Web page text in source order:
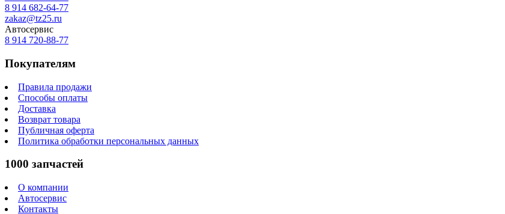
8 914 682-64-77
zakaz@tz25.ru
Автосервис
8 914 720-88-77
Покупателям
Правила продажи
Способы оплаты
Доставка
Возврат товара
Публичная оферта
Политика обработки персональных данных
1000 запчастей
О компании
Автосервис
Контакты